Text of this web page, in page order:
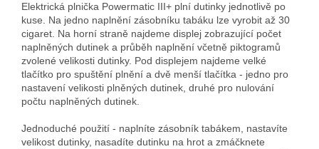
Elektrická plnička Powermatic III+ plní dutinky jednotlivě po
kuse. Na jedno naplnění zásobníku tabáku lze vyrobit až 30
cigaret. Na horní straně najdeme displej zobrazující počet
naplněných dutinek a průběh naplnění včetně piktogramů
zvolené velikosti dutinky. Pod displejem najdeme velké
tlačítko pro spuštění plnění a dvě menší tlačítka - jedno pro
nastavení velikosti plněných dutinek, druhé pro nulování
počtu naplněných dutinek.
Jednoduché použití - naplníte zásobník tabákem, nastavíte
velikost dutinky, nasadíte dutinku na hrot a zmáčknete